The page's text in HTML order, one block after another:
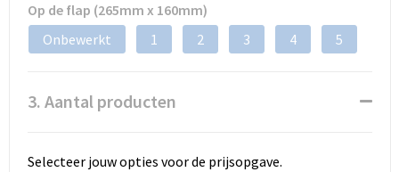
Op de flap (265mm x 160mm)
Onbewerkt
1 2 3 4 5
3. Aantal producten
Selecteer jouw opties voor de prijsopgave.